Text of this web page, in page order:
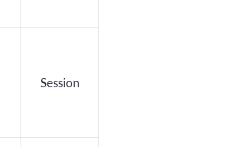
Session